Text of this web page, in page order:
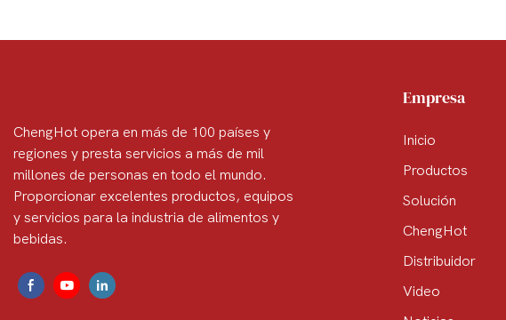
ChengHot opera en más de 100 países y
regiones y presta servicios a más de mil
millones de personas en todo el mundo.
Proporcionar excelentes productos, equipos
y servicios para la industria de alimentos y
bebidas.
Empresa
Inicio
Productos
Solución
ChengHot
Distribuidor
Video